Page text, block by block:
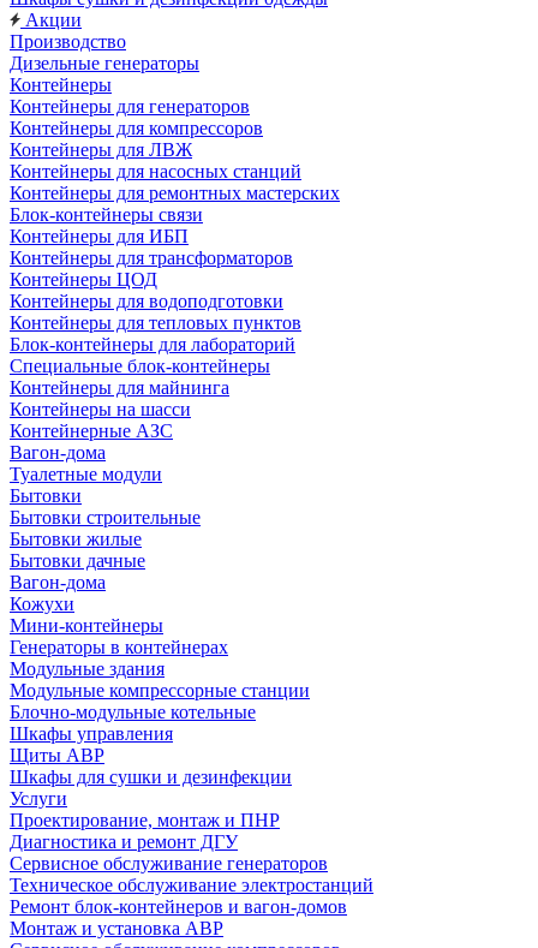
Акции
Производство
Дизельные генераторы
Контейнеры
Контейнеры для генераторов
Контейнеры для компрессоров
Контейнеры для ЛВЖ
Контейнеры для насосных станций
Контейнеры для ремонтных мастерских
Блок-контейнеры связи
Контейнеры для ИБП
Контейнеры для трансформаторов
Контейнеры ЦОД
Контейнеры для водоподготовки
Контейнеры для тепловых пунктов
Блок-контейнеры для лабораторий
Специальные блок-контейнеры
Контейнеры для майнинга
Контейнеры на шасси
Контейнерные АЗС
Вагон-дома
Туалетные модули
Бытовки
Бытовки строительные
Бытовки жилые
Бытовки дачные
Вагон-дома
Кожухи
Мини-контейнеры
Генераторы в контейнерах
Модульные здания
Модульные компрессорные станции
Блочно-модульные котельные
Шкафы управления
Щиты АВР
Шкафы для сушки и дезинфекции
Услуги
Проектирование, монтаж и ПНР
Диагностика и ремонт ДГУ
Сервисное обслуживание генераторов
Техническое обслуживание электростанций
Ремонт блок-контейнеров и вагон-домов
Монтаж и установка АВР